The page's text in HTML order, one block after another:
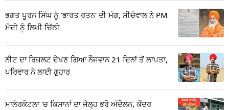
ਭਗਤ ਪੂਰਨ ਸਿੰਘ ਨੂੰ 'ਭਾਰਤ ਰਤਨ' ਦੀ ਮੰਗ, ਸੀਚੇਵਾਲ ਨੇ PM
ਮੋਦੀ ਨੂੰ ਲਿਖੀ ਚਿੱਠੀ
ਨੀਟ ਦਾ ਰਿਜ਼ਲਟ ਦੇਖਣ ਗਿਆ ਨੌਜਵਾਨ 21 ਦਿਨਾਂ ਤੋਂ ਲਾਪਤਾ,
ਪਰਿਵਾਰ ਨੇ ਲਾਈ ਗੁਹਾਰ
ਮਾਲੇਰਕੋਟਲਾ 'ਚ ਕਿਸਾਨਾਂ ਦਾ ਜੇਲ੍ਹ ਭਰੋ ਅੰਦੋਲਨ, ਕੇਂਦਰ